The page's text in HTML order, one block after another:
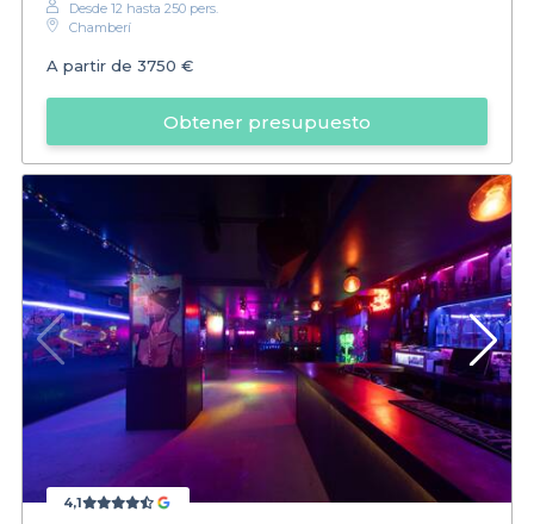
Desde 12 hasta 250 pers.
Chamberí
A partir de 3750 €
Obtener presupuesto
4,1